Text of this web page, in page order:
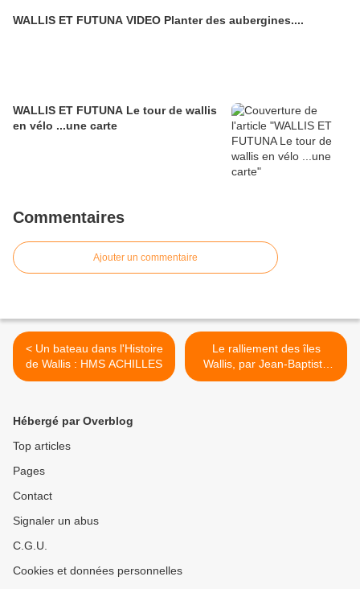
WALLIS ET FUTUNA VIDEO Planter des aubergines....
WALLIS ET FUTUNA Le tour de wallis
en vélo ...une carte
Commentaires
Ajouter un commentaire
< Un bateau dans l'Histoire
de Wallis : HMS ACHILLES
Le ralliement des îles
Wallis, par Jean-Baptiste
Mattei, médecin
Hébergé par Overblog
Top articles
Pages
Contact
Signaler un abus
C.G.U.
Cookies et données personnelles